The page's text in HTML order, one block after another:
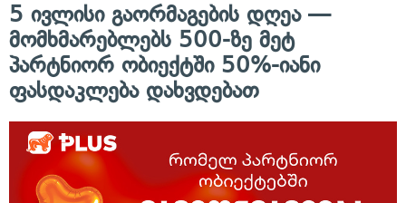
5 ივლისი გაორმაგების დღეა —
მომხმარებლებს 500-ზე მეტ
პარტნიორ ობიექტში 50%-იანი
ფასდაკლება დახვდებათ